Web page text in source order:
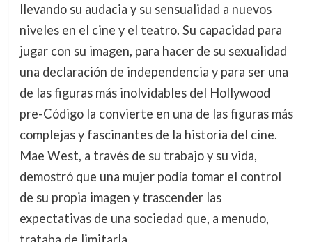
llevando su audacia y su sensualidad a nuevos
niveles en el cine y el teatro. Su capacidad para
jugar con su imagen, para hacer de su sexualidad
una declaración de independencia y para ser una
de las figuras más inolvidables del Hollywood
pre-Código la convierte en una de las figuras más
complejas y fascinantes de la historia del cine.
Mae West, a través de su trabajo y su vida,
demostró que una mujer podía tomar el control
de su propia imagen y trascender las
expectativas de una sociedad que, a menudo,